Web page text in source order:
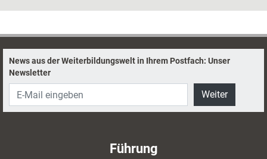
eigene Internationalisierung gelingt.
News aus der Weiterbildungswelt in Ihrem Postfach: Unser
Newsletter
Weiter
Führung